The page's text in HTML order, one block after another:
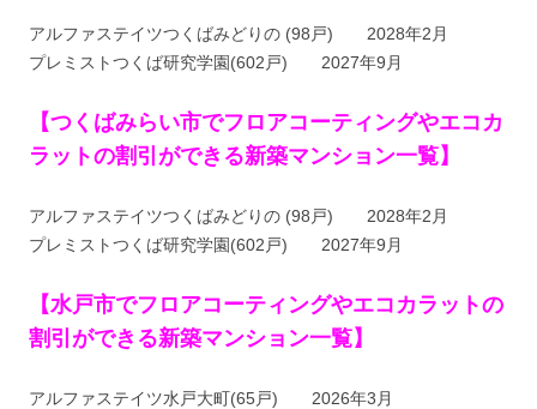
アルファステイツつくばみどりの (98戸) 2028年2月
プレミストつくば研究学園(602戸) 2027年9月
【つくばみらい市でフロアコーティングやエコカ
ラットの割引ができる新築マンション一覧】
アルファステイツつくばみどりの (98戸) 2028年2月
プレミストつくば研究学園(602戸) 2027年9月
【水戸市でフロアコーティングやエコカラットの
割引ができる新築マンション一覧】
アルファステイツ水戸大町(65戸) 2026年3月